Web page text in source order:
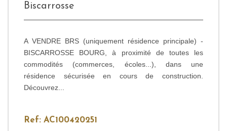
Biscarrosse
A VENDRE BRS (uniquement résidence principale) -
BISCARROSSE BOURG, à proximité de toutes les
commodités (commerces, écoles...), dans une
résidence sécurisée en cours de construction.
Découvrez...
Ref: AC100420251